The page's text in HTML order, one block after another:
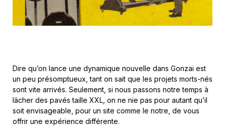
Dire qu’on lance une dynamique nouvelle dans Gonzai est
un peu présomptueux, tant on sait que les projets morts-nés
sont vite arrivés. Seulement, si nous passons notre temps à
lâcher des pavés taille XXL, on ne nie pas pour autant qu’il
soit envisageable, pour un site comme le notre, de vous
offrir une expérience différente.